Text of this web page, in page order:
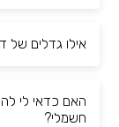
אילו גדלים של
האם כדאי לי
חשמלי?